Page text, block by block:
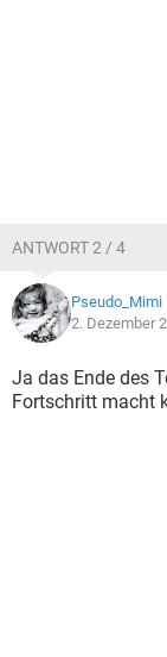
ANTWORT 2 / 4
Pseudo_Mimi
2. Dezember
Ja das Ende des
Fortschritt macht